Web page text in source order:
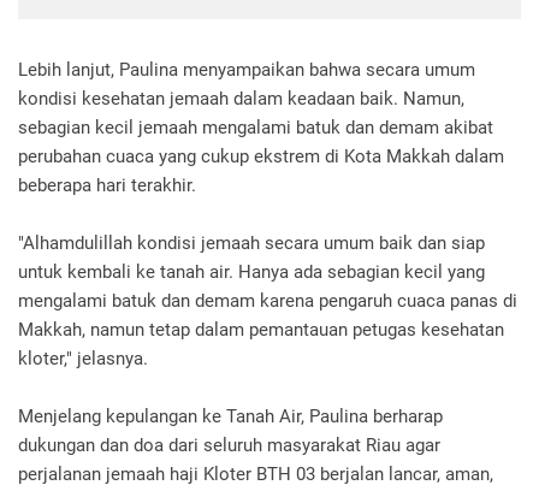
Lebih lanjut, Paulina menyampaikan bahwa secara umum
kondisi kesehatan jemaah dalam keadaan baik. Namun,
sebagian kecil jemaah mengalami batuk dan demam akibat
perubahan cuaca yang cukup ekstrem di Kota Makkah dalam
beberapa hari terakhir.
"Alhamdulillah kondisi jemaah secara umum baik dan siap
untuk kembali ke tanah air. Hanya ada sebagian kecil yang
mengalami batuk dan demam karena pengaruh cuaca panas di
Makkah, namun tetap dalam pemantauan petugas kesehatan
kloter," jelasnya.
Menjelang kepulangan ke Tanah Air, Paulina berharap
dukungan dan doa dari seluruh masyarakat Riau agar
perjalanan jemaah haji Kloter BTH 03 berjalan lancar, aman,